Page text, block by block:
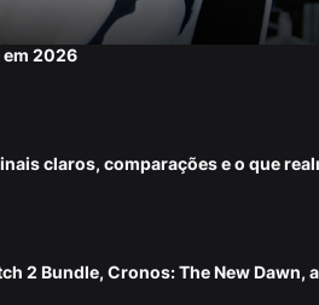
em 2026
claros, comparações e o que
2 Bundle, Cronos: The New Dawn,